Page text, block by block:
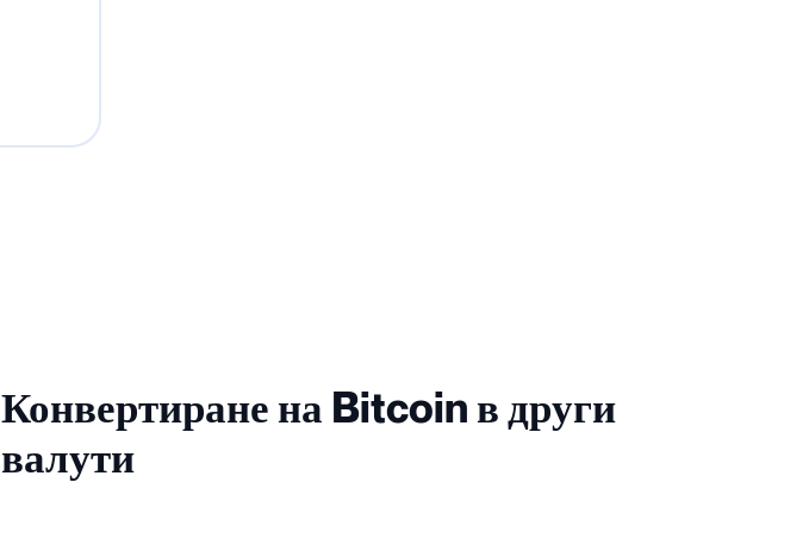
Конвертиране на Bitcoin в други
валути